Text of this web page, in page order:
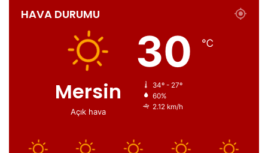
HAVA DURUMU
Mersin
Açık hava
30 ℃
34º - 27º
60%
2.12 km/h